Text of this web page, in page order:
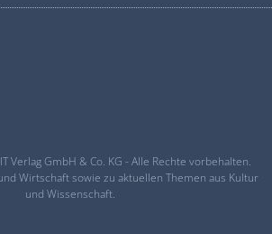
Verlag GmbH & Co. KG - Alle Rechte vorbehalten.
Wirtschaft sowie zu aktuellen Themen aus Kultur
und Wissenschaft.